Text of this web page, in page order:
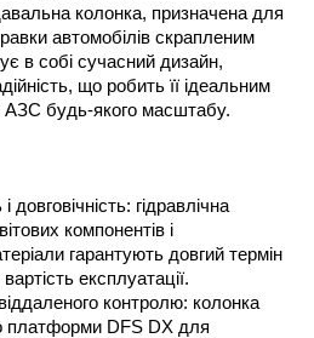
колонка, призначена для
автомобілів скрапленим
в собі сучасний дизайн,
що робить її ідеальним
АЗС будь-якого масштабу.
довговічність: гідравлічна
компонентів і
гарантують довгий термін
експлуатації.
контролю: колонка
платформи DFS DX для